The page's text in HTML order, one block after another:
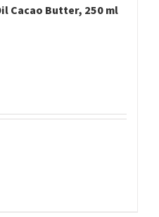
Cacao Butter, 250 ml